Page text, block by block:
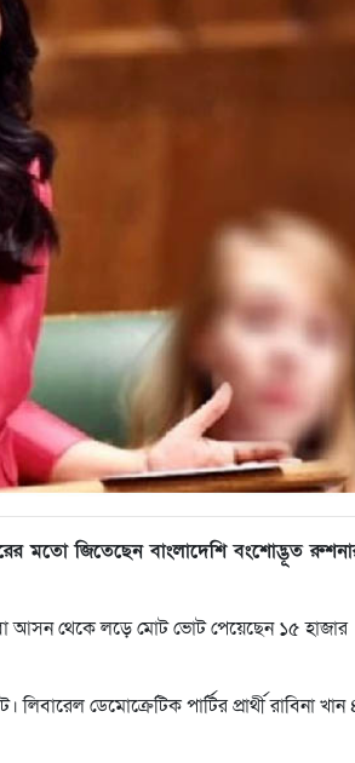
মতো জিতেছেন বাংলাদেশি বংশোদ্ভূত
বো আসন থেকে লড়ে মোট ভোট পেয়েছেন ১৫ হাজার
ডেমোক্রেটিক পার্টির প্রার্থী রাবিনা খান